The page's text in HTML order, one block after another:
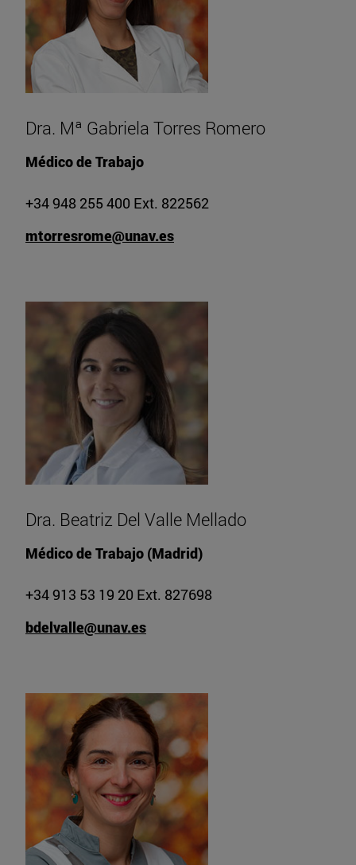
Dra. Mª Gabriela Torres Romero
Médico de Trabajo
+34 948 255 400 Ext. 822562
mtorresrome@unav.es
Dra. Beatriz Del Valle Mellado
Médico de Trabajo (Madrid)
+34 913 53 19 20 Ext. 827698
bdelvalle@unav.es